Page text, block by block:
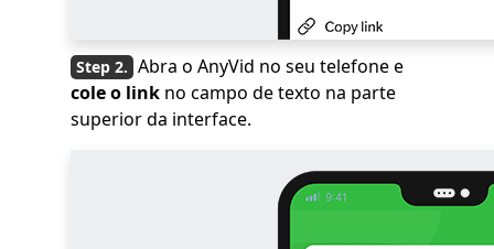
Abra o AnyVid no seu telefone e
cole o link no campo de texto na parte
superior da interface.